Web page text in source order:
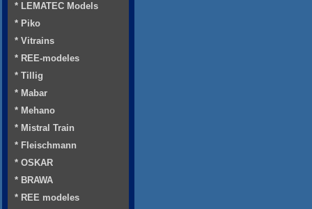
* LEMATEC Models
* Piko
* Vitrains
* REE-modeles
* Tillig
* Mabar
* Mehano
* Mistral Train
* Fleischmann
* OSKAR
* BRAWA
* REE modeles